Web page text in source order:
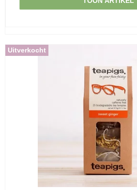
Uitverkocht